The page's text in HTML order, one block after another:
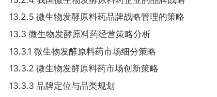
13.2.5 微生物发酵原料药品牌战略管理的策略
13.3 微生物发酵原料药经营策略分析
13.3.1 微生物发酵原料药市场细分策略
13.3.2 微生物发酵原料药市场创新策略
13.3.3 品牌定位与品类规划